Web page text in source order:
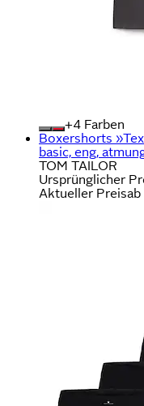
+
Farben
Boxershorts
basic, eng,
TOM TAILOR
Ursprünglicher
Aktueller Preisab